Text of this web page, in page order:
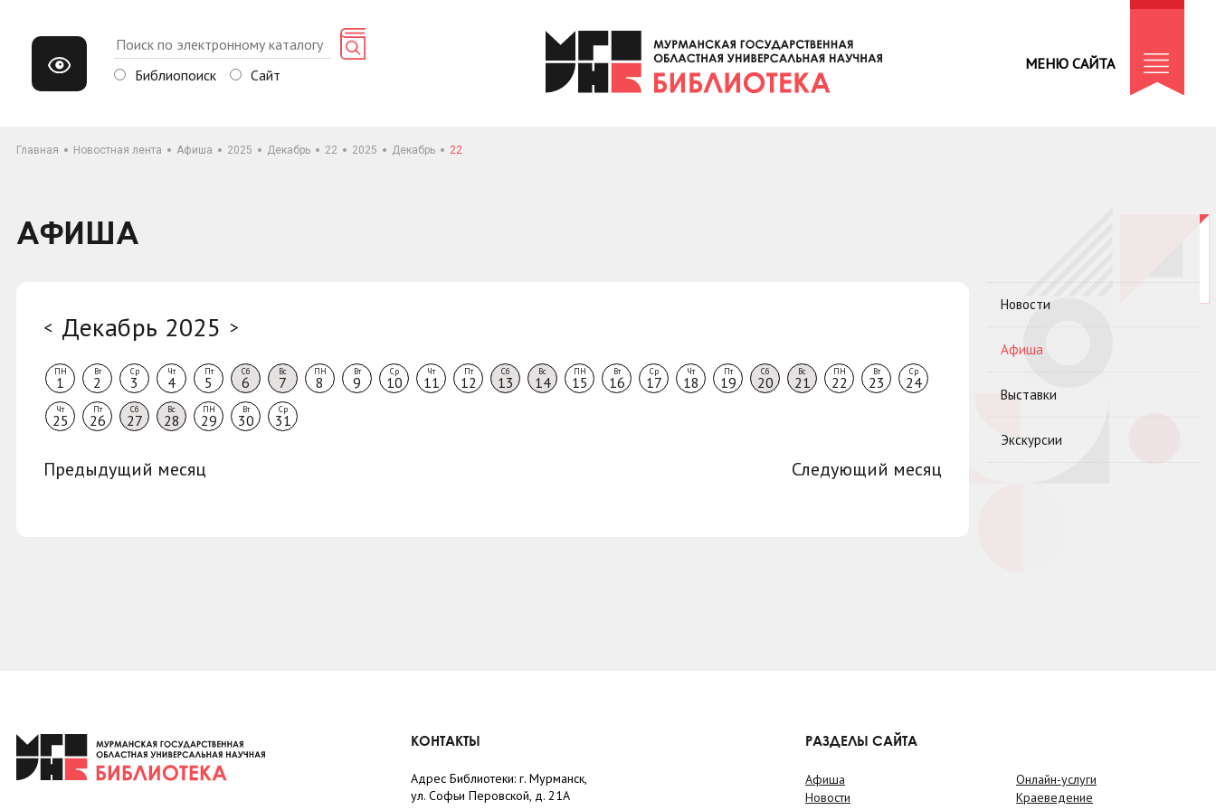
Библиопоиск Сайт
МЕНЮ САЙТА
Главная Новостная лента Афиша 2025 Декабрь 22 2025 Декабрь 22
АФИША
< Декабрь 2025 >
ПН
1
Вт
2
Ср
3
Чт
4
Пт
5
Сб
6
Вс
7
ПН
8
Вт
9
Ср
10
Чт
11
Пт
12
Сб
13
Вс
14
ПН
15
Вт
16
Ср
17
Чт
18
Пт
19
Сб
20
Вс
21
ПН
22
Вт
23
Ср
24
Чт
25
Пт
26
Сб
27
Вс
28
ПН
29
Вт
30
Ср
31
Предыдущий месяц Следующий месяц
Новости
Афиша
Выставки
Экскурсии
КОНТАКТЫ
Адрес Библиотеки: г. Мурманск,
ул. Софьи Перовской, д. 21А
РАЗДЕЛЫ САЙТА
Афиша
Новости
Онлайн-услуги
Краеведение